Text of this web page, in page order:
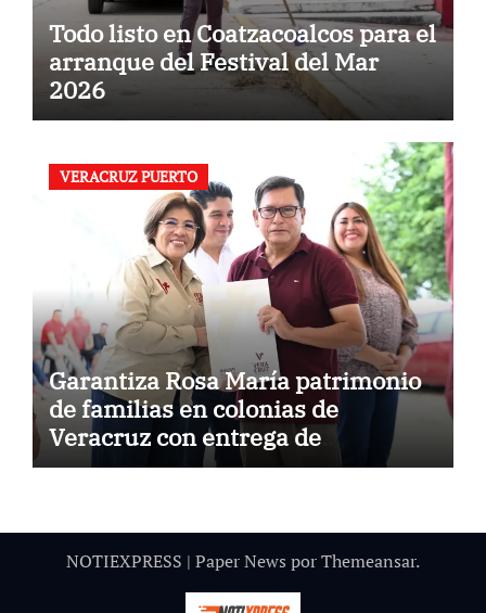
Todo listo en Coatzacoalcos para el
arranque del Festival del Mar
2026
VERACRUZ PUERTO
Garantiza Rosa María patrimonio
de familias en colonias de
Veracruz con entrega de
escrituras
NOTIEXPRESS | Paper News porThemeansar.